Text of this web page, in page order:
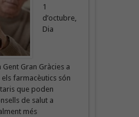
1
d’octubre,
Dia
Gran Gràcies a
farmacèutics són
que poden
de salut a
més